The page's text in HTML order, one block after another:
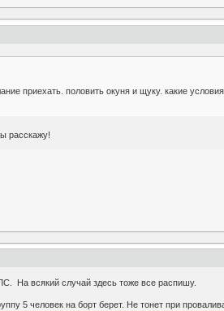
приехать. половить окуня и щуку. какие
расскажу!
На всякий случай здесь тоже все распишу.
5 человек на борт берет. Не тонет при